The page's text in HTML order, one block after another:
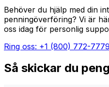
Behöver du hjälp med din
penningöverföring? Vi är
oss idag för personlig
Ring oss: +1 (800) 772-7779
Så skickar du